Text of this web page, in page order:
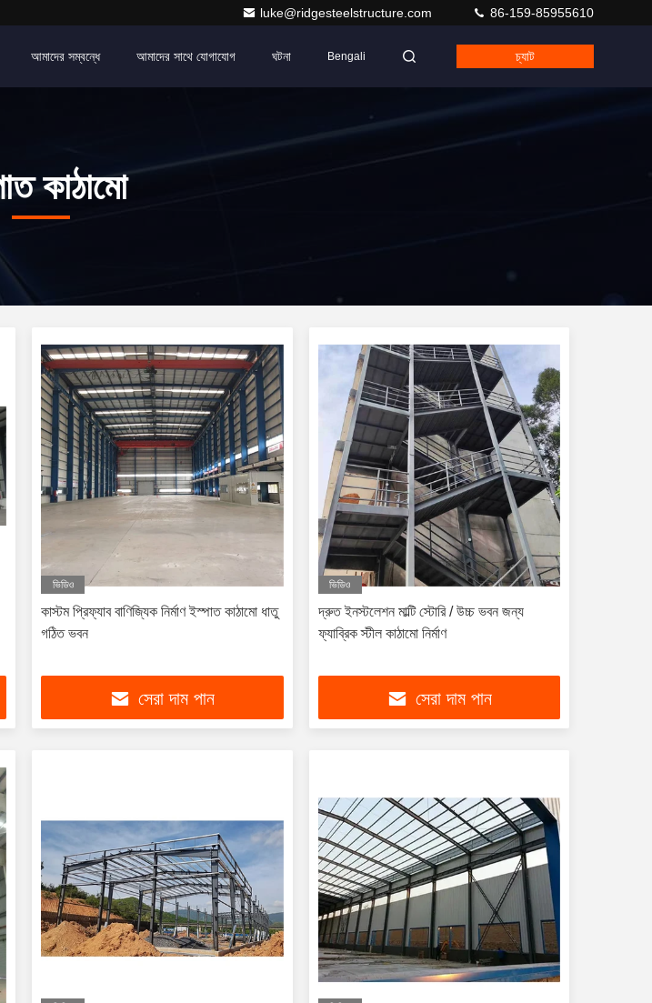
luke@ridgesteelstructure.com 86-159-85955610
আমাদের সম্বন্ধে আমাদের সাথে যোগাযোগ ঘটনা Bengali চ্যাট
কাঠামো
ভিডিও
কাস্টম প্রিফ্যাব বাণিজ্যিক নির্মাণ ইস্পাত কাঠামো ধাতু
গঠিত ভবন
সেরা দাম পান
ভিডিও
দ্রুত ইনস্টলেশন মাল্টি স্টোরি / উচ্চ ভবন জন্য
ফ্যাব্রিক স্টীল কাঠামো নির্মাণ
সেরা দাম পান